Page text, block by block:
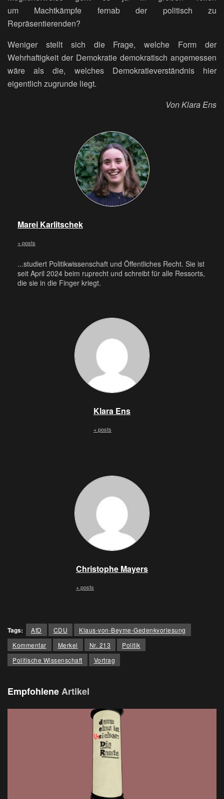
um Machtkämpfe fernab der politisch zu
Repräsentierenden?
Weniger stellt sich die Frage, welche Form der
Wehrhaftigkeit der Demokratie demokratisch angemessen
wäre als die, welches Demokratieverständnis hier
eigentlich zugrunde liegt.
Von Klara Ens
Marei Karlitschek
+ posts
...studiert Politikwissenschaft und Öffentliches Recht. Sie ist
seit April 2024 beim ruprecht und schreibt für alle Ressorts,
die sie in die Finger kriegt.
Klara Ens
+ posts
Christophe Mayers
+ posts
Tags: AfD CDU
Klaus-von-Beyme-Gedenkvorlesung
Kommentar
Merkel Nr. 213
Politik
Politische Wissenschaft
Vortrag
EmpfohleneArtikel